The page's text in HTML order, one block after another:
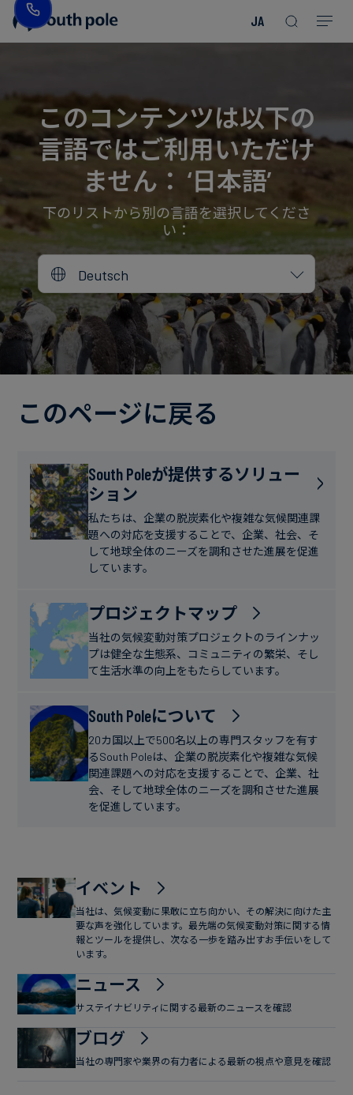
JA
役
員
紹
介
所
地
誠
実
へ
り
み
ァ
ッ
シ
ョ
ン
エ
ル
ギ
ー・
電
ガ
ス
食
飲
料
ス
テ
ナ
ブ
フ
ァ
イ
ナ
ン
ク
ト
を
見
る
レ
ポ
ー
ト
後
イ
ベ
ン
ト
ブ
ロ
ー
ス
ス
デ
ィ
ニ
ー
ス
Read more
Read more
Read more
Read more
Read more
Read more
Read more
Read more
Read more Read more
このコンテンツは以下の
言語ではご利用いただけ
ません： ‘日本語’
下のリストから別の言語を選択してくださ
い：
Deutsch
このページに戻る
South Poleが提供するソリュー
ション
私たちは、企業の脱炭素化や複雑な気候関連課
題への対応を支援することで、企業、社会、そ
して地球全体のニーズを調和させた進展を促進
しています。
プロジェクトマップ
当社の気候変動対策プロジェクトのラインナッ
プは健全な生態系、コミュニティの繁栄、そし
て生活水準の向上をもたらしています。
South Poleについて
20カ国以上で500名以上の専門スタッフを有す
るSouth Poleは、企業の脱炭素化や複雑な気候
関連課題への対応を支援することで、企業、社
会、そして地球全体のニーズを調和させた進展
を促進しています。
イベント
当社は、気候変動に果敢に立ち向かい、その解決に向けた主
要な声を強化しています。最先端の気候変動対策に関する情
報とツールを提供し、次なる一歩を踏み出すお手伝いをして
います。
ニュース
サステイナビリティに関する最新のニュースを確認
ブログ
当社の専門家や業界の有力者による最新の視点や意見を確認